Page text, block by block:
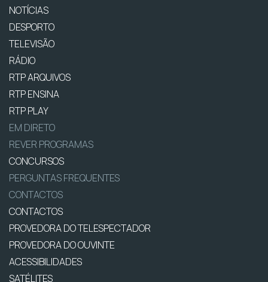
NOTÍCIAS
DESPORTO
TELEVISÃO
RÁDIO
RTP ARQUIVOS
RTP ENSINA
RTP PLAY
EM DIRETO
REVER PROGRAMAS
CONCURSOS
PERGUNTAS FREQUENTES
CONTACTOS
CONTACTOS
PROVEDORA DO TELESPECTADOR
PROVEDORA DO OUVINTE
ACESSIBILIDADES
SATÉLITES